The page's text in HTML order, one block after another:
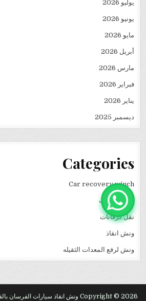
يوليو 2026
يونيو 2026
مايو 2026
أبريل 2026
مارس 2026
فبراير 2026
يناير 2026
ديسمبر 2025
Categories
Car recovery winch
انقاذ سيارات
نقل كرفانات
ونش انقاذ
ونش لرفع المعدات الثقيله
Copyright © 2026 ونش انقاذ سيارات الفرسان بالقاهرة |01282505052